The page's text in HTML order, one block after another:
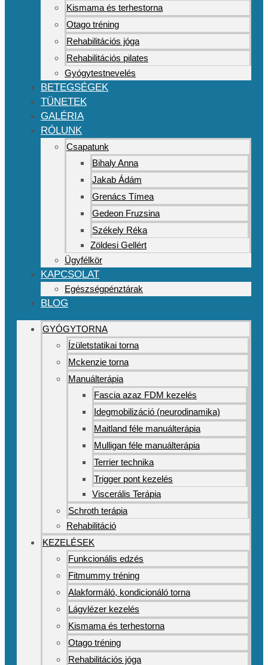
Kismama és terhestorna
Otago tréning
Rehabilitációs jóga
Rehabilitációs pilates
Gyógytestnevelés
BETEGSÉGEK
TÜNETEK
GALÉRIA
RÓLUNK
Csapatunk
Bihaly Anna
Jakab Ádám
Grenács Tímea
Gedeon Fruzsina
Székely Réka
Zöldesi Gellért
Ügyfélkör
KAPCSOLAT
Egészségpénztárak
BLOG
GYÓGYTORNA
Ízületstatikai torna
Mckenzie torna
Manuálterápia
Fascia azaz FDM kezelés
Idegmobilizáció (neurodinamika)
Maitland féle manuálterápia
Mulligan féle manuálterápia
Terrier technika
Trigger pont kezelés
Viscerális Terápia
Schroth terápia
Rehabilitáció
KEZELÉSEK
Funkcionális edzés
Fitmummy tréning
Alakformáló, kondicionáló torna
Lágylézer kezelés
Kismama és terhestorna
Otago tréning
Rehabilitációs jóga